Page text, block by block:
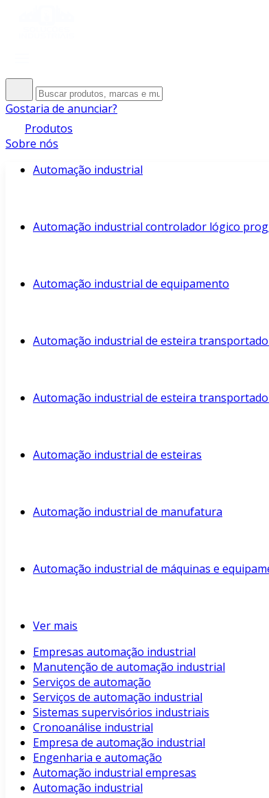
Gostaria de anunciar?
Produtos
Sobre nós
Automação industrial
Automação industrial controlador lógico
Automação industrial de equipamento
Automação industrial de esteira
Automação industrial de esteira
Automação industrial de esteiras
Automação industrial de manufatura
Automação industrial de máquinas e
Ver mais
Empresas automação industrial
Manutenção de automação industrial
Serviços de automação
Serviços de automação industrial
Sistemas supervisórios industriais
Cronoanálise industrial
Empresa de automação industrial
Engenharia e automação
Automação industrial empresas
Automação industrial